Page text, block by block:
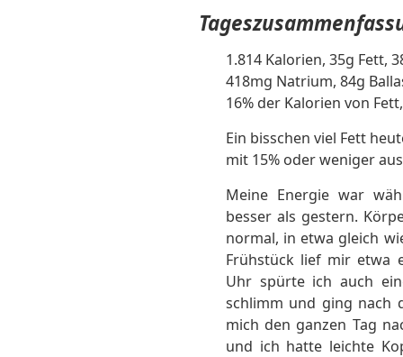
1.814 Kalorien, 35g Fett,
418mg Natrium, 84g
16% der Kalorien von
Ein bisschen viel Fett
mit 15% oder weniger
Meine Energie war
besser als gestern.
normal, in etwa gleich
Frühstück lief mir etwa
Uhr spürte ich auch
schlimm und ging nach
mich den ganzen Tag
und ich hatte leichte